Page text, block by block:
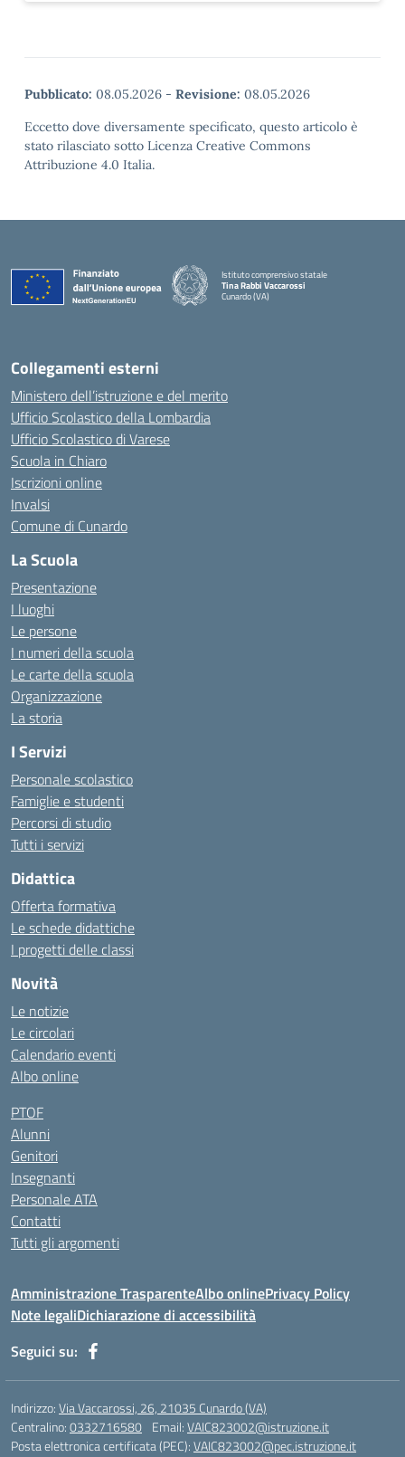
Pubblicato: 08.05.2026 - Revisione: 08.05.2026
Eccetto dove diversamente specificato, questo articolo è
stato rilasciato sotto Licenza Creative Commons
Attribuzione 4.0 Italia.
Istituto comprensivo statale
Tina Rabbi Vaccarossi
Cunardo (VA)
Collegamenti esterni
Ministero dell’istruzione e del merito
Ufficio Scolastico della Lombardia
Ufficio Scolastico di Varese
Scuola in Chiaro
Iscrizioni online
Invalsi
Comune di Cunardo
La Scuola
Presentazione
I luoghi
Le persone
I numeri della scuola
Le carte della scuola
Organizzazione
La storia
I Servizi
Personale scolastico
Famiglie e studenti
Percorsi di studio
Tutti i servizi
Didattica
Offerta formativa
Le schede didattiche
I progetti delle classi
Novità
Le notizie
Le circolari
Calendario eventi
Albo online
PTOF
Alunni
Genitori
Insegnanti
Personale ATA
Contatti
Tutti gli argomenti
Amministrazione TrasparenteAlbo onlinePrivacy Policy
Note legaliDichiarazione di accessibilità
Seguici su:
Indirizzo:Via Vaccarossi, 26, 21035 Cunardo (VA)
Centralino:0332716580 Email:VAIC823002@istruzione.it
Posta elettronica certificata (PEC):VAIC823002@pec.istruzione.it